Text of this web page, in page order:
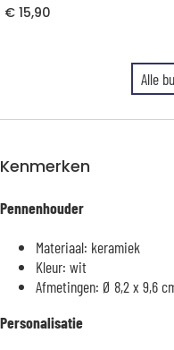
€ 15,90
Alle
Kenmerken
Pennenhouder
Materiaal: keramiek
Kleur: wit
Afmetingen: Ø 8,2 x 9,6
Personalisatie